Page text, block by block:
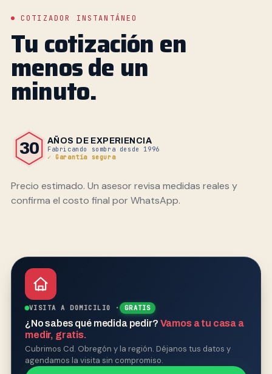
COTIZADOR INSTANTÁNEO
Tu cotización en
menos de un
minuto.
30 AÑOS DE EXPERIENCIA
Fabricando sombra desde 1996
✓ Garantía segura
Precio estimado. Un asesor revisa medidas reales y
confirma el costo final por WhatsApp.
VISITA A DOMICILIO · GRATIS
¿No sabes qué medida pedir? Vamos a tu casa a
medir, gratis.
Cubrimos Cd. Obregón y la región. Déjanos tus datos y
agendamos la visita sin compromiso.